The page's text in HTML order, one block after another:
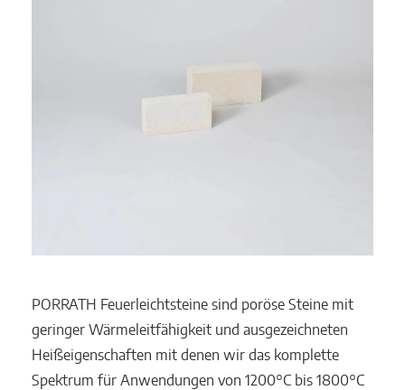
PORRATH Feuerleichtsteine sind poröse Steine mit
geringer Wärmeleitfähigkeit und ausgezeichneten
Heißeigenschaften mit denen wir das komplette
Spektrum für Anwendungen von 1200°C bis 1800°C